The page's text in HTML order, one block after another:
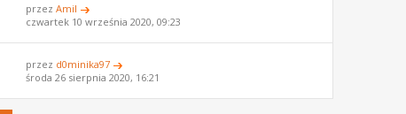
przezAmil
czwartek 10 września 2020, 09:23
przez d0minika97
środa 26 sierpnia 2020, 16:21